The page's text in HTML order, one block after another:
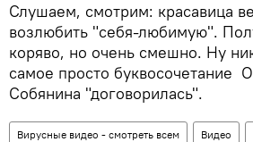
Слушаем, смотрим: красавица
возлюбить "себя-любимую".
коряво, но очень смешно. Ну
самое просто буквосочетание
Собянина "договорилась".
Вирусные видео - смотреть всем Видео